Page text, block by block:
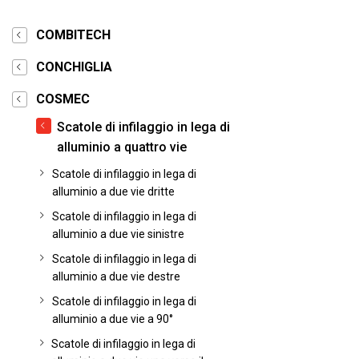
COMBITECH
CONCHIGLIA
COSMEC
Scatole di infilaggio in lega di
alluminio a quattro vie
Scatole di infilaggio in lega di
alluminio a due vie dritte
Scatole di infilaggio in lega di
alluminio a due vie sinistre
Scatole di infilaggio in lega di
alluminio a due vie destre
Scatole di infilaggio in lega di
alluminio a due vie a 90°
Scatole di infilaggio in lega di